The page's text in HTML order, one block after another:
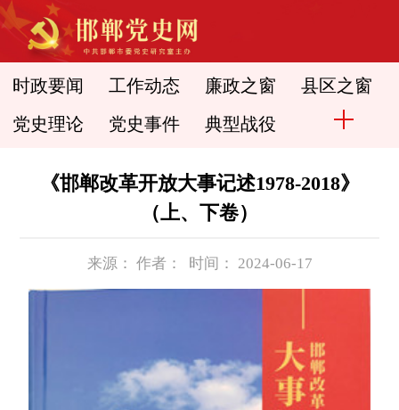
时政要闻 工作动态 廉政之窗 县区之窗
党史理论 党史事件 典型战役
《邯郸改革开放大事记述1978-2018》
（上、下卷）
来源： 作者： 时间： 2024-06-17